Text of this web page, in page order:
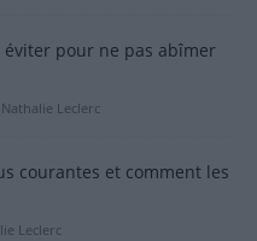
éviter pour ne pas abîmer
Nathalie Leclerc
courantes et comment les
Leclerc